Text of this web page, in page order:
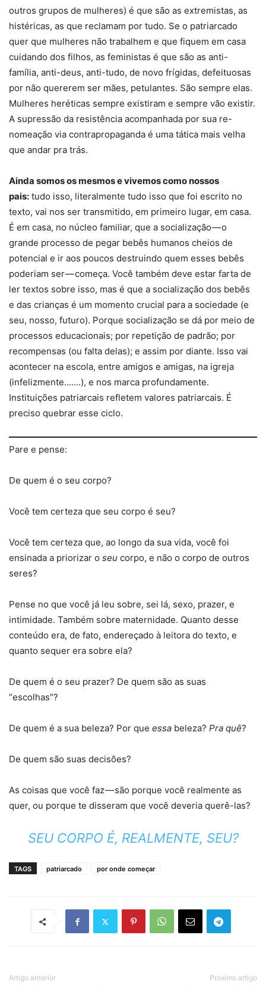
outros grupos de mulheres) é que são as extremistas, as
histéricas, as que reclamam por tudo. Se o patriarcado
quer que mulheres não trabalhem e que fiquem em casa
cuidando dos filhos, as feministas é que são as anti-
família, anti-deus, anti-tudo, de novo frígidas, defeituosas
por não quererem ser mães, petulantes. São sempre elas.
Mulheres heréticas sempre existiram e sempre vão existir.
A supressão da resistência acompanhada por sua re-
nomeação via contrapropaganda é uma tática mais velha
que andar pra trás.
Ainda somos os mesmos e vivemos como nossos
pais: tudo isso, literalmente tudo isso que foi escrito no
texto, vai nos ser transmitido, em primeiro lugar, em casa.
É em casa, no núcleo familiar, que a socialização — o
grande processo de pegar bebês humanos cheios de
potencial e ir aos poucos destruindo quem esses bebês
poderiam ser — começa. Você também deve estar farta de
ler textos sobre isso, mas é que a socialização dos bebês
e das crianças é um momento crucial para a sociedade (e
seu, nosso, futuro). Porque socialização se dá por meio de
processos educacionais; por repetição de padrão; por
recompensas (ou falta delas); e assim por diante. Isso vai
acontecer na escola, entre amigos e amigas, na igreja
(infelizmente…….), e nos marca profundamente.
Instituições patriarcais refletem valores patriarcais. É
preciso quebrar esse ciclo.
Pare e pense:
De quem é o seu corpo?
Você tem certeza que seu corpo é seu?
Você tem certeza que, ao longo da sua vida, você foi
ensinada a priorizar o seu corpo, e não o corpo de outros
seres?
Pense no que você já leu sobre, sei lá, sexo, prazer, e
intimidade. Também sobre maternidade. Quanto desse
conteúdo era, de fato, endereçado à leitora do texto, e
quanto sequer era sobre ela?
De quem é o seu prazer? De quem são as suas
“escolhas”?
De quem é a sua beleza? Por que essa beleza? Pra quê?
De quem são suas decisões?
As coisas que você faz — são porque você realmente as
quer, ou porque te disseram que você deveria querê-las?
SEU CORPO É, REALMENTE, SEU?
TAGS patriarcado por onde começar
Artigo anterior Próximo artigo